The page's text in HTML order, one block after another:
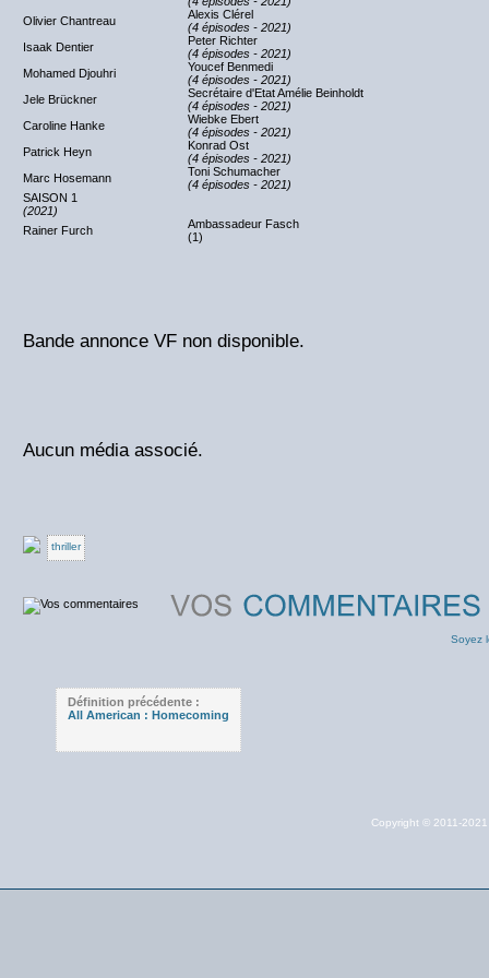
Olivier Chantreau
Alexis Clérel
(4 épisodes - 2021)
Isaak Dentier
Peter Richter
(4 épisodes - 2021)
Mohamed Djouhri
Youcef Benmedi
(4 épisodes - 2021)
Jele Brückner
Secrétaire d'Etat Amélie Beinholdt
(4 épisodes - 2021)
Caroline Hanke
Wiebke Ebert
(4 épisodes - 2021)
Patrick Heyn
Konrad Ost
(4 épisodes - 2021)
Marc Hosemann
Toni Schumacher
(4 épisodes - 2021)
SAISON 1
(2021)
Rainer Furch
Ambassadeur Fasch
(1)
Bande annonce VF non disponible.
Aucun média associé.
thriller
Soyez
Définition précédente :
All American : Homecoming
Copyright © 2011-